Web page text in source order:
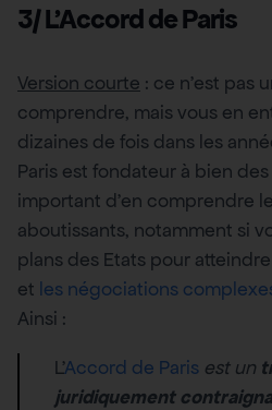
3/ L’Accord de Paris
Version courte : ce n’est pas
comprendre, mais vous en
dizaines de fois dans les
Paris est fondateur à bien
important d’en comprendre
aboutissants, notamment si
plans des Etats pour
et les négociations
Ainsi :
L’Accord de Paris est un
juridiquement